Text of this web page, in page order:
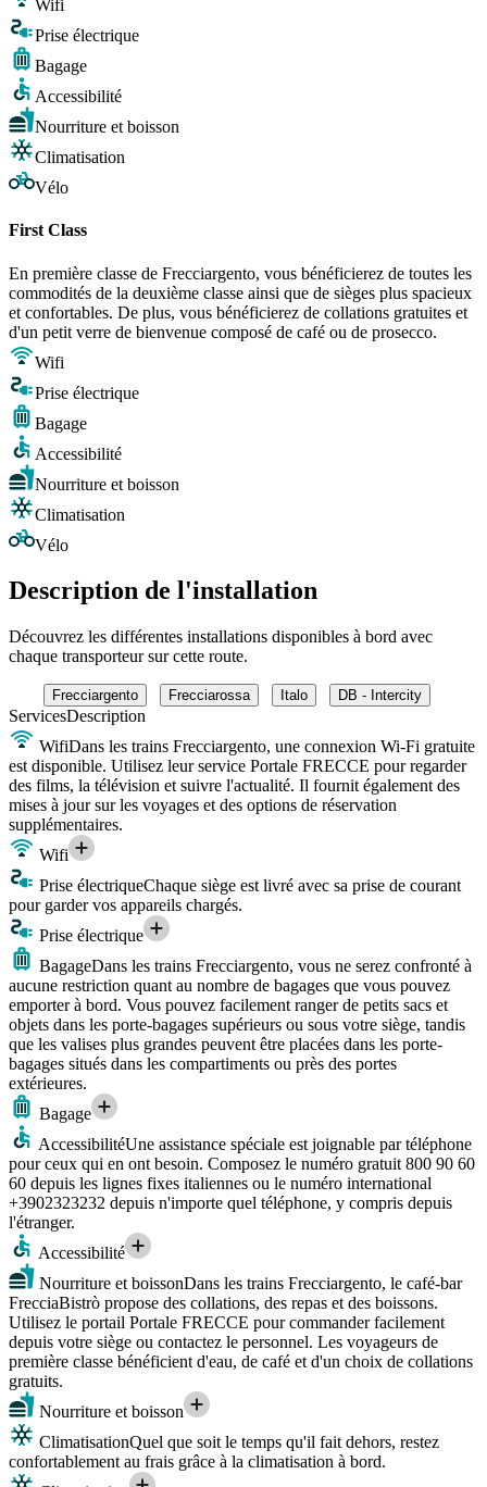
Wifi
Prise électrique
Bagage
Accessibilité
Nourriture et boisson
Climatisation
Vélo
First Class
En première classe de Frecciargento, vous bénéficierez de toutes les
commodités de la deuxième classe ainsi que de sièges plus spacieux
et confortables. De plus, vous bénéficierez de collations gratuites et
d'un petit verre de bienvenue composé de café ou de prosecco.
Wifi
Prise électrique
Bagage
Accessibilité
Nourriture et boisson
Climatisation
Vélo
Description de l'installation
Découvrez les différentes installations disponibles à bord avec
chaque transporteur sur cette route.
Frecciargento Frecciarossa Italo DB - Intercity
ServicesDescription
WifiDans les trains Frecciargento, une connexion Wi-Fi gratuite
est disponible. Utilisez leur service Portale FRECCE pour regarder
des films, la télévision et suivre l'actualité. Il fournit également des
mises à jour sur les voyages et des options de réservation
supplémentaires.
Wifi
Prise électriqueChaque siège est livré avec sa prise de courant
pour garder vos appareils chargés.
Prise électrique
BagageDans les trains Frecciargento, vous ne serez confronté à
aucune restriction quant au nombre de bagages que vous pouvez
emporter à bord. Vous pouvez facilement ranger de petits sacs et
objets dans les porte-bagages supérieurs ou sous votre siège, tandis
que les valises plus grandes peuvent être placées dans les porte-
bagages situés dans les compartiments ou près des portes
extérieures.
Bagage
AccessibilitéUne assistance spéciale est joignable par téléphone
pour ceux qui en ont besoin. Composez le numéro gratuit 800 90 60
60 depuis les lignes fixes italiennes ou le numéro international
+3902323232 depuis n'importe quel téléphone, y compris depuis
l'étranger.
Accessibilité
Nourriture et boissonDans les trains Frecciargento, le café-bar
FrecciaBistrò propose des collations, des repas et des boissons.
Utilisez le portail Portale FRECCE pour commander facilement
depuis votre siège ou contactez le personnel. Les voyageurs de
première classe bénéficient d'eau, de café et d'un choix de collations
gratuits.
Nourriture et boisson
ClimatisationQuel que soit le temps qu'il fait dehors, restez
confortablement au frais grâce à la climatisation à bord.